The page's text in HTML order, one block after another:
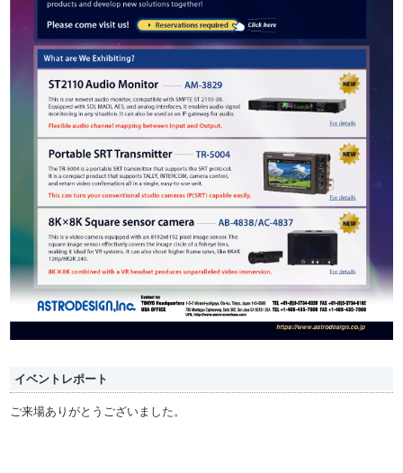
イベントレポート
ご来場ありがとうございました。